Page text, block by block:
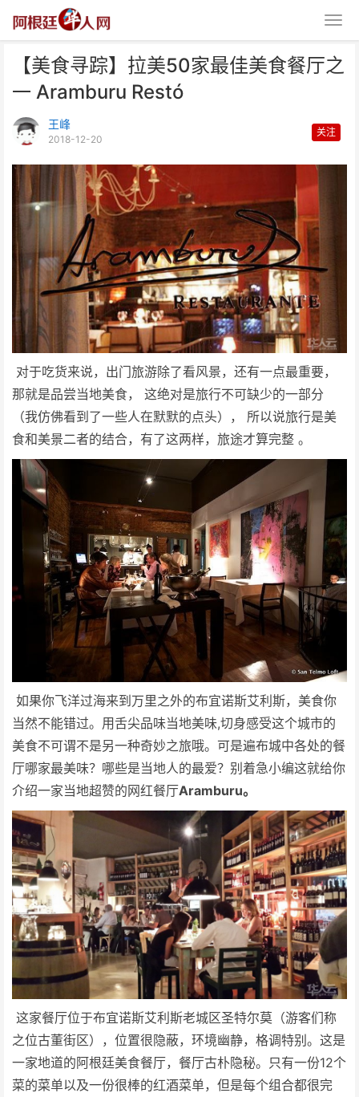
【美食寻踪】拉美50家最佳美食餐厅之
一 Aramburu Restó
王峰
2018-12-20
关注
对于吃货来说，出门旅游除了看风景，还有一点最重要，
那就是品尝当地美食， 这绝对是旅行不可缺少的一部分
（我仿佛看到了一些人在默默的点头）， 所以说旅行是美
食和美景二者的结合，有了这两样，旅途才算完整 。
如果你飞洋过海来到万里之外的布宜诺斯艾利斯，美食你
当然不能错过。用舌尖品味当地美味,切身感受这个城市的
美食不可谓不是另一种奇妙之旅哦。可是遍布城中各处的餐
厅哪家最美味？哪些是当地人的最爱？别着急小编这就给你
介绍一家当地超赞的网红餐厅Aramburu。
这家餐厅位于布宜诺斯艾利斯老城区圣特尔莫（游客们称
之位古董街区），位置很隐蔽，环境幽静，格调特别。这是
一家地道的阿根廷美食餐厅，餐厅古朴隐秘。只有一份12个
菜的菜单以及一份很棒的红酒菜单，但是每个组合都很完
【美食寻踪】拉美50家最佳美食
餐厅之一 Arambu